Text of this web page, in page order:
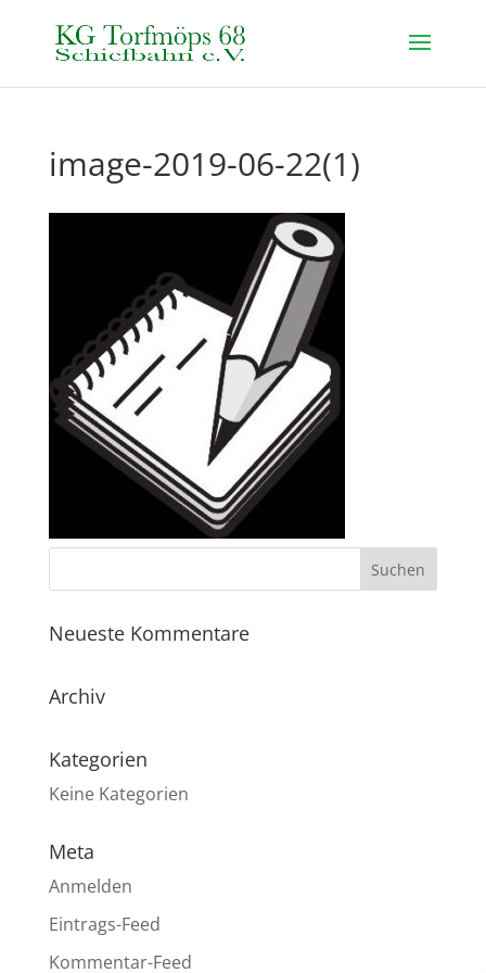
image-2019-06-22(1)
Neueste Kommentare
Archiv
Kategorien
Keine Kategorien
Meta
Anmelden
Eintrags-Feed
Kommentar-Feed